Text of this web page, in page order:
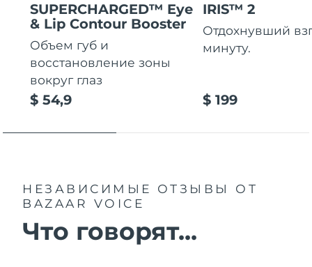
SUPERCHARGED™ Eye
& Lip Contour Booster
Объем губ и
восстановление зоны
вокруг глаз
$ 54,9
IRIS™ 2
Отдохнувший
минуту.
$ 199
НЕЗАВИСИМЫЕ ОТЗЫВЫ
ОТ
BAZAAR VOICE
Что говорят...